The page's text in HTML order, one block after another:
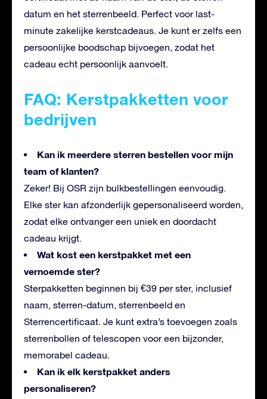
datum en het sterrenbeeld. Perfect voor last-
minute zakelijke kerstcadeaus. Je kunt er zelfs een
persoonlijke boodschap bijvoegen, zodat het
cadeau echt persoonlijk aanvoelt.
FAQ: Kerstpakketten voor
bedrijven
Kan ik meerdere sterren bestellen voor mijn
team of klanten?
Zeker! Bij OSR zijn bulkbestellingen eenvoudig.
Elke ster kan afzonderlijk gepersonaliseerd worden,
zodat elke ontvanger een uniek en doordacht
cadeau krijgt.
Wat kost een kerstpakket met een
vernoemde ster?
Sterpakketten beginnen bij €39 per ster, inclusief
naam, sterren-datum, sterrenbeeld en
Sterrencertificaat. Je kunt extra’s toevoegen zoals
sterrenbollen of telescopen voor een bijzonder,
memorabel cadeau.
Kan ik elk kerstpakket anders
personaliseren?